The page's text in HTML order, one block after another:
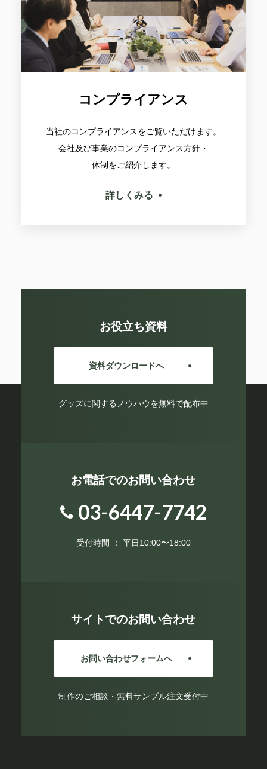
コンプライアンス
当社のコンプライアンスをご覧いただけます。
会社及び事業のコンプライアンス方針・
体制をご紹介します。
詳しくみる
お役立ち資料
資料ダウンロードへ
グッズに関するノウハウを無料で配布中
お電話でのお問い合わせ
03-6447-7742
受付時間 ： 平日10:00〜18:00
サイトでのお問い合わせ
お問い合わせフォームへ
制作のご相談・無料サンプル注文受付中